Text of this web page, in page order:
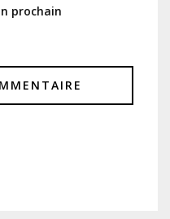
prochain